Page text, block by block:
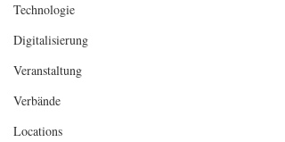
Technologie
Digitalisierung
Veranstaltung
Verbände
Locations